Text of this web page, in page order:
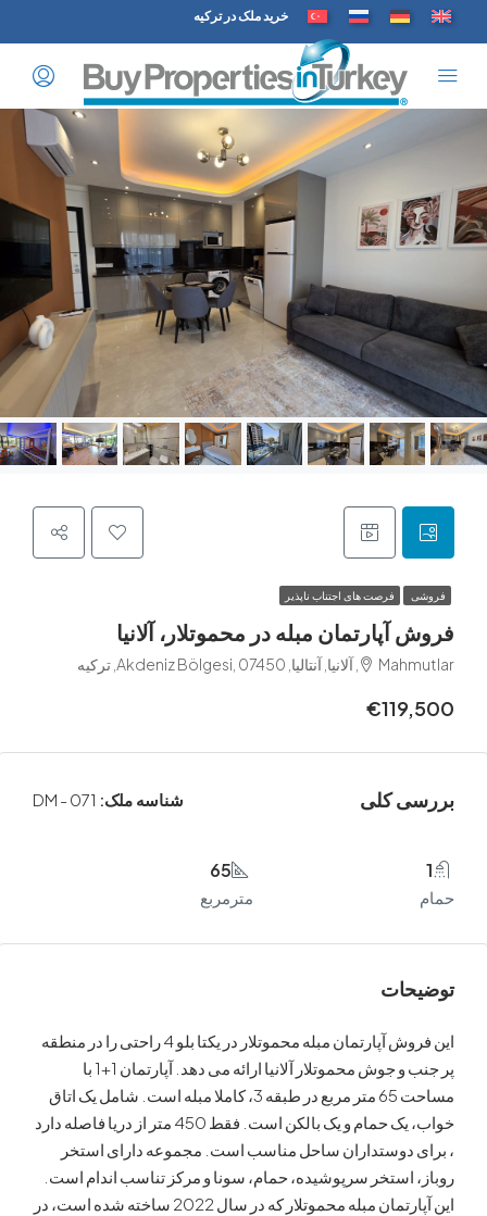
خرید ملک در ترکیه
فرصت های اجتناب ناپذیر
مبله در محموتلار، آلانیا
کلی شناسه ملک:DM - 071
این فروش آپارتمان مبله محموتلار در یکتا بلو 4 راحتی را در منطقه
پر جنب و جوش محموتلار آلانیا ارائه می دهد. آپارتمان 1+1 با
مساحت 65 متر مربع در طبقه 3، کاملا مبله است. شامل یک اتاق
خواب، یک حمام و یک بالکن است. فقط 450 متر از دریا فاصله دارد
دوستداران ساحل مناسب است. مجموعه دارای استخر
استخر سرپوشیده، حمام، سونا و مرکز تناسب اندام است.
این آپارتمان مبله محموتلار که در سال 2022 ساخته شده است، در